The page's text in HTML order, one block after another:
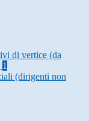
di vertice (da
1
(dirigenti non